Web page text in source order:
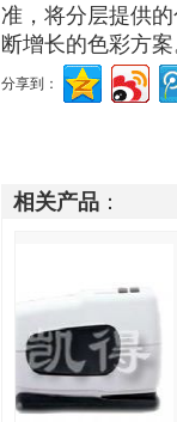
准，将分层提供
断增长的色彩方
分享到：
相关产品 ：